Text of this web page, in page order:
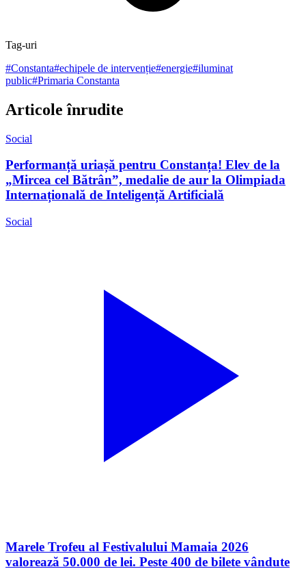
Tag-uri
#Constanta#echipele de intervenție#energie#iluminat
public#Primaria Constanta
Articole înrudite
Social
Performanță uriașă pentru Constanța! Elev de la
„Mircea cel Bătrân”, medalie de aur la Olimpiada
Internațională de Inteligență Artificială
Social
Marele Trofeu al Festivalului Mamaia 2026
valorează 50.000 de lei. Peste 400 de bilete vândute